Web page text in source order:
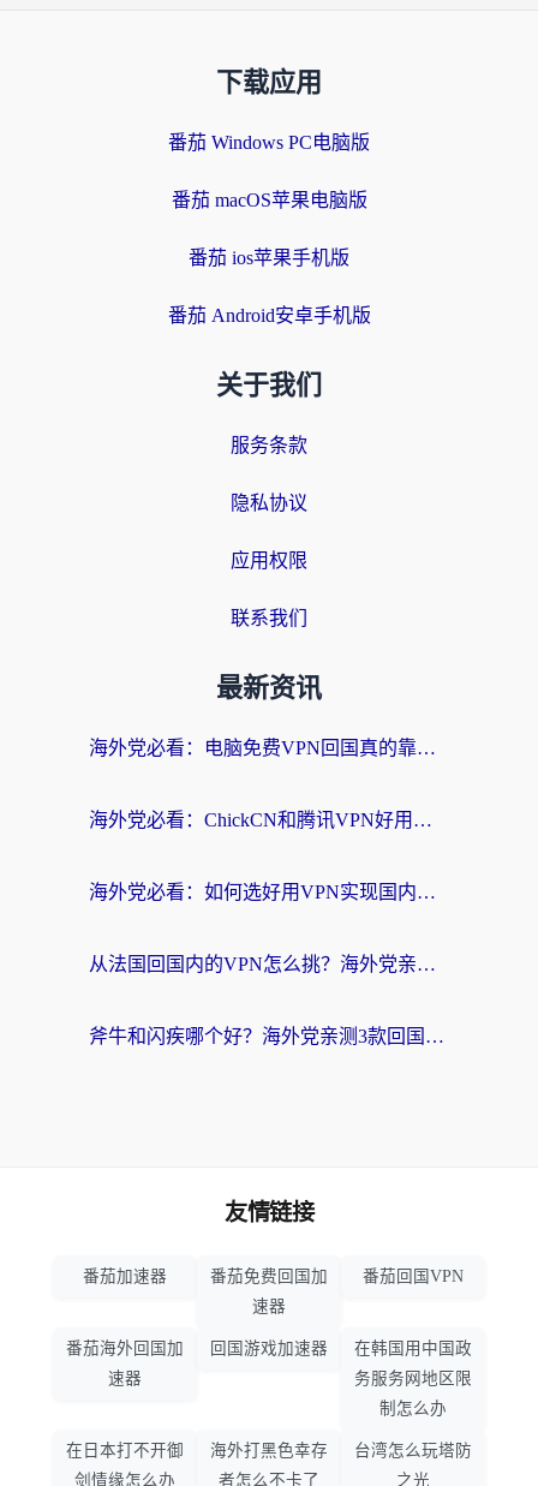
下载应用
番茄 Windows PC电脑版
番茄 macOS苹果电脑版
番茄 ios苹果手机版
番茄 Android安卓手机版
关于我们
服务条款
隐私协议
应用权限
联系我们
最新资讯
海外党必看：电脑免费VPN回国真的靠谱吗？附实测对比与最优方案指南
海外党必看：ChickCN和腾讯VPN好用吗？3招选对回国加速器，告别地区限制
海外党必看：如何选好用VPN实现国内资源无缝访问？从越南到全球都适用
从法国回国内的VPN怎么挑？海外党亲测：稳定、多端、安全才是关键
斧牛和闪疾哪个好？海外党亲测3款回国加速器，教你选到不踩坑的那一款
友情链接
番茄加速器
番茄免费回国加
速器
番茄回国VPN
番茄海外回国加
速器
回国游戏加速器
在韩国用中国政
务服务网地区限
制怎么办
在日本打不开御
剑情缘怎么办
海外打黑色幸存
者怎么不卡了
台湾怎么玩塔防
之光